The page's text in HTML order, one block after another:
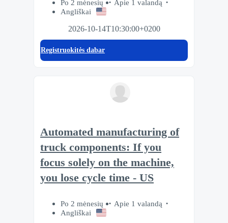
Po 2 mėnesių
Apie 1 valandą
Angliškai
2026-10-14T10:30:00+0200
Registruokitės dabar
Automated manufacturing of
truck components: If you
focus solely on the machine,
you lose cycle time - US
Po 2 mėnesių
Apie 1 valandą
Angliškai